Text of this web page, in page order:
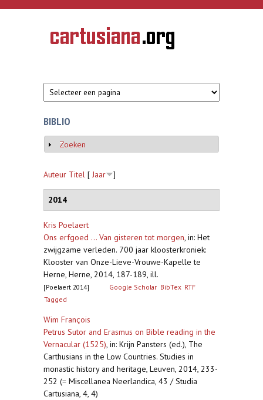
Overslaan en naar de inhoud gaan
CARTUSIANA
Geschiedenis
van de
BIBLIO
Weergeven
Zoeken
Auteur Titel [ Jaar ]
2014
Kris Poelaert
Ons erfgoed ... Van gisteren tot morgen, in: Het
zwijgzame verleden. 700 jaar kloosterkroniek:
Klooster van Onze-Lieve-Vrouwe-Kapelle te
Herne, Herne, 2014, 187-189, ill.
[Poelaert 2014] Google Scholar BibTex RTF
Tagged
Wim François
Petrus Sutor and Erasmus on Bible reading in the
Vernacular (1525), in: Krijn Pansters (ed.), The
Carthusians in the Low Countries. Studies in
monastic history and heritage, Leuven, 2014, 233-
252 (= Miscellanea Neerlandica, 43 / Studia
Cartusiana, 4, 4)